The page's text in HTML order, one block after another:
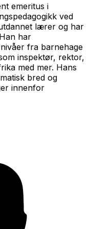
emeritus i
ved
lærer og har
har
fra barnehage
inspektør, rektor,
med mer. Hans
bred og
innenfor